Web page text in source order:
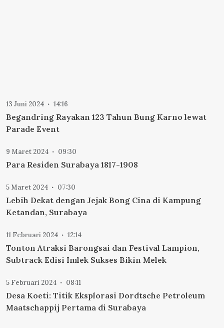
13 Juni 2024 14:16
Begandring Rayakan 123 Tahun Bung Karno lewat
Parade Event
9 Maret 2024 09:30
Para Residen Surabaya 1817-1908
5 Maret 2024 07:30
Lebih Dekat dengan Jejak Bong Cina di Kampung
Ketandan, Surabaya
11 Februari 2024 12:14
Tonton Atraksi Barongsai dan Festival Lampion,
Subtrack Edisi Imlek Sukses Bikin Melek
5 Februari 2024 08:11
Desa Koeti: Titik Eksplorasi Dordtsche Petroleum
Maatschappij Pertama di Surabaya